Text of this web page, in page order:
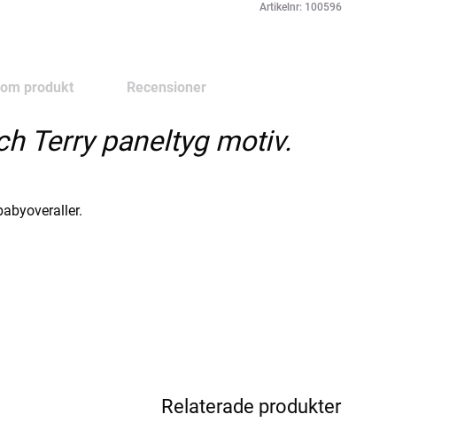
Artikelnr: 100596
produkt Recensioner
Terry paneltyg motiv.
Relaterade produkter